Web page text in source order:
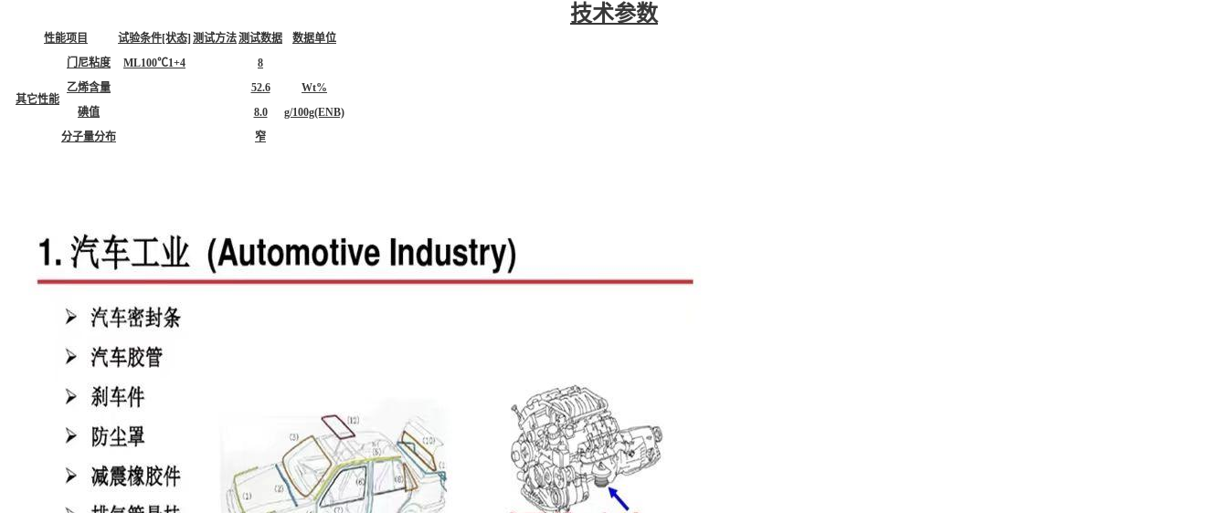
技术参数
性能项目 试验条件[状态] 测试方法测试数据 数据单位
其它性能
门尼粘度 ML100℃1+4
8
乙烯含量
52.6
Wt%
碘值
8.0
g/100g(ENB)
分子量分布
窄